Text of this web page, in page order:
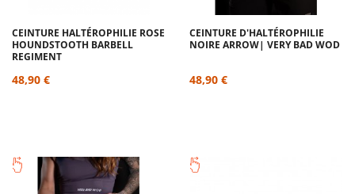
CEINTURE HALTÉROPHILIE ROSE
HOUNDSTOOTH BARBELL
REGIMENT
48,90 €
CEINTURE D'HALTÉROPHILIE
NOIRE ARROW| VERY BAD WOD
48,90 €